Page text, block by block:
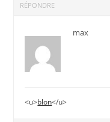
RÉPONDRE
max
<u>blon</u>